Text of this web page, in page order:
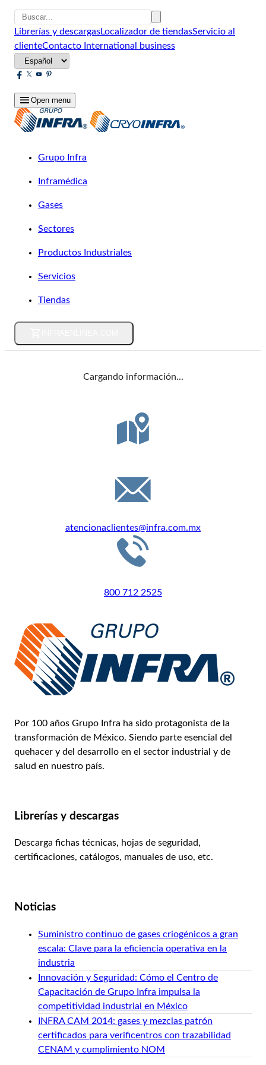
Librerías y descargasLocalizador de tiendasServicio al
clienteContacto International business
Open menu
Grupo Infra
Inframédica
Gases
Sectores
Productos Industriales
Servicios
Tiendas
Cargando información...
atencionaclientes@infra.com.mx
800 712 2525
Por 100 años Grupo Infra ha sido protagonista de la
transformación de México. Siendo parte esencial del
quehacer y del desarrollo en el sector industrial y de
salud en nuestro país.
Librerías y descargas
Descarga fichas técnicas, hojas de seguridad,
certificaciones, catálogos, manuales de uso, etc.
Noticias
Suministro continuo de gases criogénicos a gran
escala: Clave para la eficiencia operativa en la
industria
Innovación y Seguridad: Cómo el Centro de
Capacitación de Grupo Infra impulsa la
competitividad industrial en México
INFRA CAM 2014: gases y mezclas patrón
certificados para verificentros con trazabilidad
CENAM y cumplimiento NOM